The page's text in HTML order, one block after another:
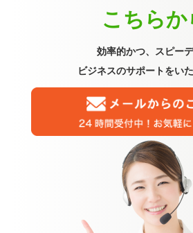
こちらか
効率的かつ、スピー
ビジネスのサポートをいた